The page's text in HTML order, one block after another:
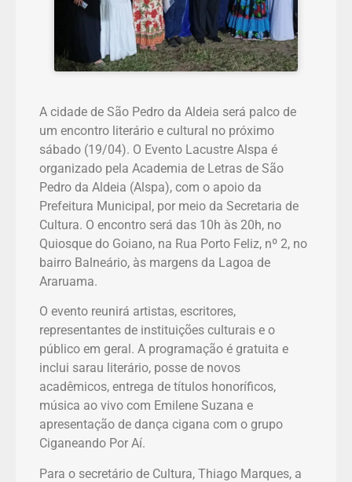
A cidade de São Pedro da Aldeia será palco de
um encontro literário e cultural no próximo
sábado (19/04). O Evento Lacustre Alspa é
organizado pela Academia de Letras de São
Pedro da Aldeia (Alspa), com o apoio da
Prefeitura Municipal, por meio da Secretaria de
Cultura. O encontro será das 10h às 20h, no
Quiosque do Goiano, na Rua Porto Feliz, nº 2, no
bairro Balneário, às margens da Lagoa de
Araruama.
O evento reunirá artistas, escritores,
representantes de instituições culturais e o
público em geral. A programação é gratuita e
inclui sarau literário, posse de novos
acadêmicos, entrega de títulos honoríficos,
música ao vivo com Emilene Suzana e
apresentação de dança cigana com o grupo
Ciganeando Por Aí.
Para o secretário de Cultura, Thiago Marques, a